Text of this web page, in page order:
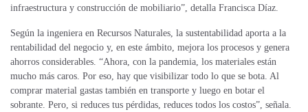
infraestructura y construcción de mobiliario”, detalla Francisca Díaz.
Según la ingeniera en Recursos Naturales, la sustentabilidad aporta a la
rentabilidad del negocio y, en este ámbito, mejora los procesos y genera
ahorros considerables. “Ahora, con la pandemia, los materiales están
mucho más caros. Por eso, hay que visibilizar todo lo que se bota. Al
comprar material gastas también en transporte y luego en botar el
sobrante. Pero, si reduces tus pérdidas, reduces todos los costos”, señala.